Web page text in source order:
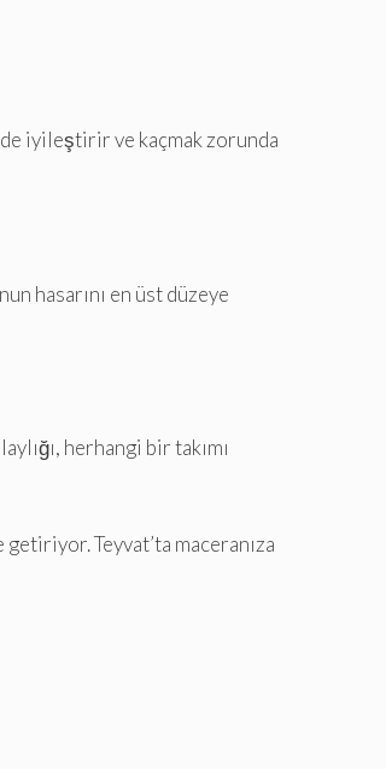
iyileştirir ve kaçmak zorunda
hasarını en üst düzeye
herhangi bir takımı
Teyvat’ta maceranıza